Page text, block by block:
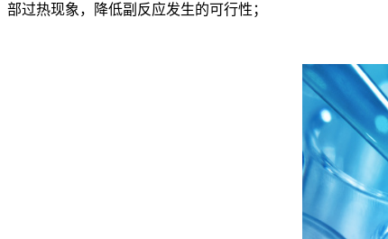
部过热现象，降低副反应发生的可行性；